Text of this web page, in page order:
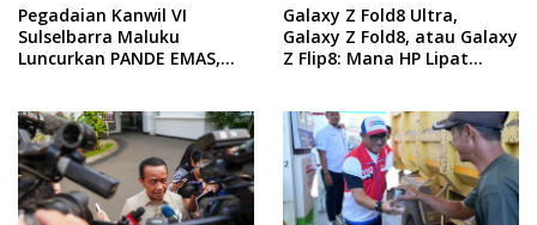
Pegadaian Kanwil VI
Sulselbarra Maluku
Luncurkan PANDE EMAS,
Galaxy Z Fold8 Ultra,
Galaxy Z Fold8, atau Galaxy
Z Flip8: Mana HP Lipat